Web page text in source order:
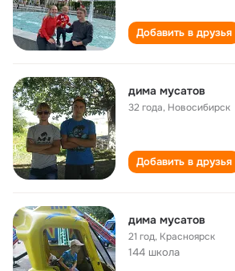
Добавить в друзья
дима мусатов
32 года, Новосибирск
Добавить в друзья
дима мусатов
21 год, Красноярск
144 школа